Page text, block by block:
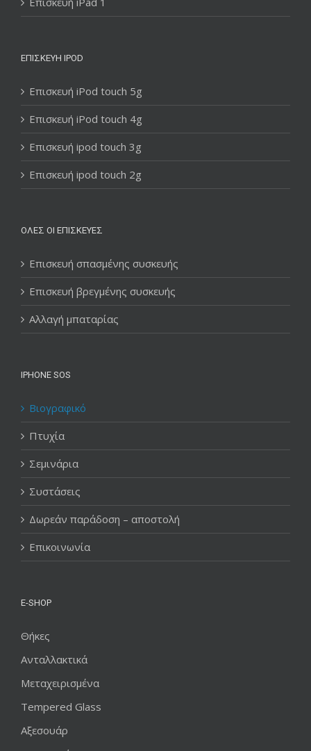
ΕΠΙΣΚΕΥΉ IPOD
Επισκευή iPod touch 5g
Επισκευή iPod touch 4g
Επισκευή ipod touch 3g
Επισκευή ipod touch 2g
ΌΛΕΣ ΟΙ ΕΠΙΣΚΕΥΈΣ
Επισκευή σπασμένης συσκευής
Επισκευή βρεγμένης συσκευής
Αλλαγή μπαταρίας
IPHONE SOS
Βιογραφικό
Πτυχία
Σεμινάρια
Συστάσεις
Δωρεάν παράδοση – αποστολή
Επικοινωνία
E-SHOP
Θήκες
Ανταλλακτικά
Μεταχειρισμένα
Tempered Glass
Αξεσουάρ